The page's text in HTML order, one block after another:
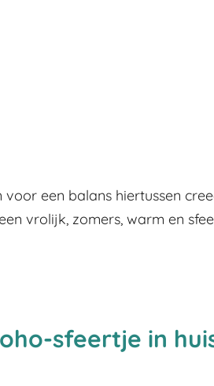
een balans hiertussen
vrolijk, zomers, warm en
sfeertje in